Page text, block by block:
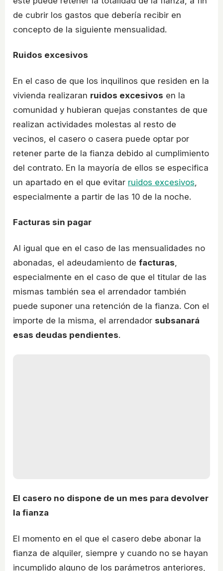
de cubrir los gastos que debería recibir en
concepto de la siguiente mensualidad.
Ruidos excesivos
En el caso de que los inquilinos que residen en la
vivienda realizaran ruidos excesivos en la
comunidad y hubieran quejas constantes de que
realizan actividades molestas al resto de
vecinos, el casero o casera puede optar por
retener parte de la fianza debido al cumplimiento
del contrato. En la mayoría de ellos se especifica
un apartado en el que evitar ruidos excesivos
especialmente a partir de las 10 de la noche.
Facturas sin pagar
Al igual que en el caso de las mensualidades no
abonadas, el adeudamiento de facturas
especialmente en el caso de que el titular de las
mismas también sea el arrendador también
puede suponer una retención de la fianza. Con el
importe de la misma, el arrendador subsanará
esas deudas pendientes.
El casero no dispone de un mes para devolver
la fianza
El momento en el que el casero debe abonar la
fianza de alquiler, siempre y cuando no se hayan
incumplido alguno de los parámetros anteriores,